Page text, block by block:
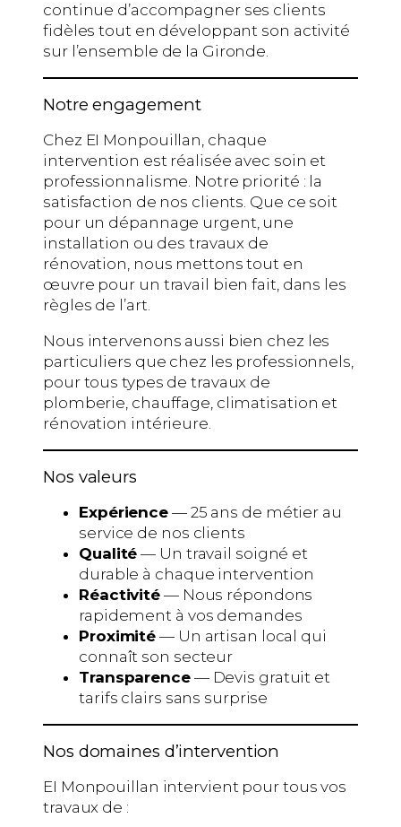
continue d’accompagner ses clients
fidèles tout en développant son activité
sur l’ensemble de la Gironde.
Notre engagement
Chez EI Monpouillan, chaque
intervention est réalisée avec soin et
professionnalisme. Notre priorité : la
satisfaction de nos clients. Que ce soit
pour un dépannage urgent, une
installation ou des travaux de
rénovation, nous mettons tout en
œuvre pour un travail bien fait, dans les
règles de l’art.
Nous intervenons aussi bien chez les
particuliers que chez les professionnels,
pour tous types de travaux de
plomberie, chauffage, climatisation et
rénovation intérieure.
Nos valeurs
Expérience — 25 ans de métier au
service de nos clients
Qualité — Un travail soigné et
durable à chaque intervention
Réactivité — Nous répondons
rapidement à vos demandes
Proximité — Un artisan local qui
connaît son secteur
Transparence— Devis gratuit et
tarifs clairs sans surprise
Nos domaines d’intervention
EI Monpouillan intervient pour tous vos
travaux de :